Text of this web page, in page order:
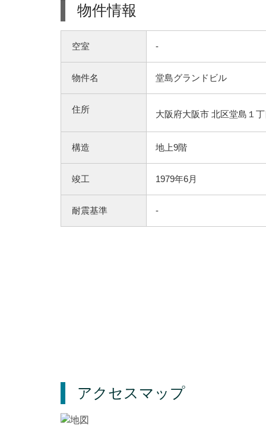
物件情報
空室 -
物件名 堂島グランドビル
住所 大阪府大阪市 北区堂島１
構造 地上9階
竣工 1979年6月
耐震基準 -
アクセスマップ